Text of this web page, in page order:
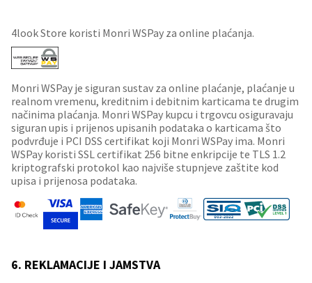
4look Store koristi Monri WSPay za online plaćanja.
Monri WSPay je siguran sustav za online plaćanje, plaćanje u
realnom vremenu, kreditnim i debitnim karticama te drugim
načinima plaćanja. Monri WSPay kupcu i trgovcu osiguravaju
siguran upis i prijenos upisanih podataka o karticama što
podvrđuje i PCI DSS certifikat koji Monri WSPay ima. Monri
WSPay koristi SSL certifikat 256 bitne enkripcije te TLS 1.2
kriptografski protokol kao najviše stupnjeve zaštite kod
upisa i prijenosa podataka.
6. REKLAMACIJE I JAMSTVA